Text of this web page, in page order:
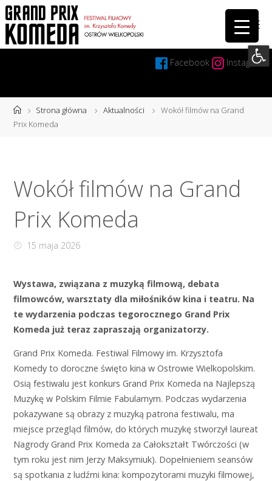
Przejdź
do
treści
Facebook Instagram
Strona
główna
Strona główna Aktualności
Wokół filmów na Grand
Prix Komeda
Wokół filmów na Grand
Prix Komeda
15 maja 2026
Wystawa, związana z muzyką filmową, debata
filmowców, warsztaty dla miłośników kina i teatru. Na
te wydarzenia podczas tegorocznego Grand Prix
Komeda już teraz zapraszają organizatorzy.
Grand Prix Komeda. Festiwal Filmowy im. Krzysztofa
Komedy to doroczne święto kina w Ostrowie Wielkopolskim.
Osią festiwalu jest konkurs Grand Prix Komeda na Najlepszą
Muzykę w Polskim Filmie Fabularnym. Podczas wydarzenia
pokazywane są obrazy z muzyką patrona festiwalu, ma
miejsce przegląd filmów, do których muzykę stworzył laureat
Nagrody Grand Prix Komeda za Całokształt Twórczości (w
tym roku jest nim Jerzy Maksymiuk). Dopełnieniem seansów
są spotkania z ludźmi kina: kompozytorami muzyki filmowej,